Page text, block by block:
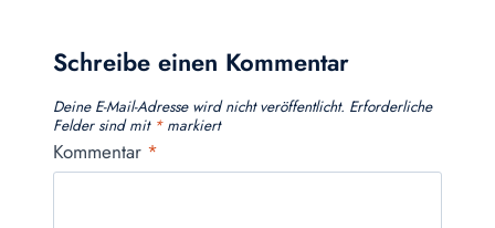
Schreibe einen Kommentar
Deine E-Mail-Adresse wird nicht veröffentlicht. Erforderliche
Felder sind mit *markiert
Kommentar *